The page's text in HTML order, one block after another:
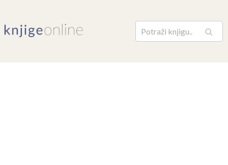
Pretraga